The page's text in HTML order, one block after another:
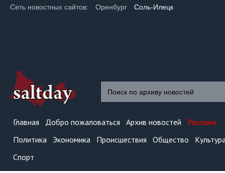
Сеть новостных сайтов: Оренбург Соль-Илецк
Главная Добро пожаловаться Архив новостей
Реклама
Политика Экономика Происшествия Общество
Спорт